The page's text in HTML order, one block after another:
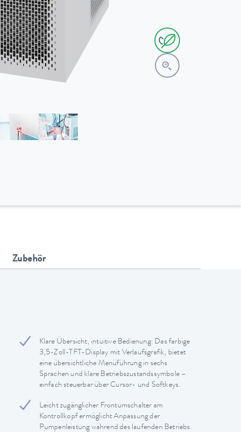
Zubehör
Klare Übersicht, intuitive Bedienung: Das farbige
3,5-Zoll-TFT-Display mit Verlaufsgrafik, bietet
eine übersichtliche Menüführung in sechs
Sprachen und klare Betriebszustandssymbole –
einfach steuerbar über Cursor- und Softkeys.
Leicht zugänglicher Frontumschalter am
Kontrollkopf ermöglicht Anpassung der
Pumpenleistung während des laufenden Betriebs.